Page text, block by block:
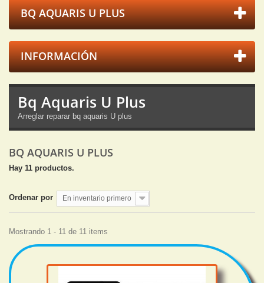
BQ AQUARIS U PLUS
INFORMACIÓN
Bq Aquaris U Plus
Arreglar reparar bq aquaris U plus
BQ AQUARIS U PLUS
Hay 11 productos.
Ordenar por En inventario primero
Mostrando 1 - 11 de 11 items